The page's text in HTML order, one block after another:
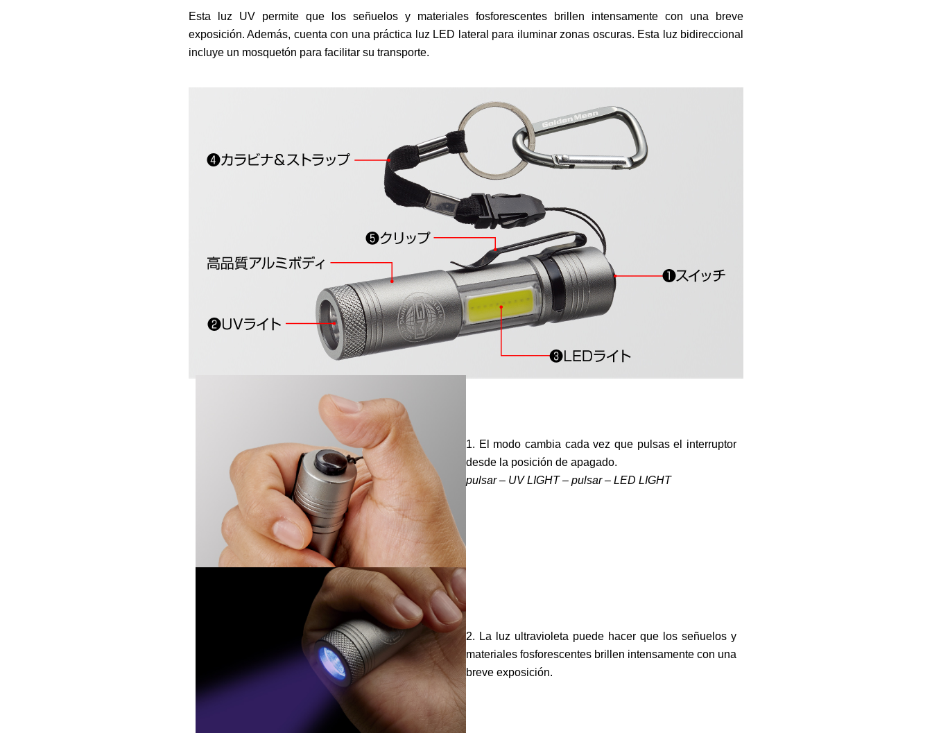
Esta luz UV permite que los señuelos y materiales fosforescentes brillen intensamente con una breve
exposición. Además, cuenta con una práctica luz LED lateral para iluminar zonas oscuras. Esta luz bidireccional
incluye un mosquetón para facilitar su transporte.
1. El modo cambia cada vez que pulsas el interruptor
desde la posición de apagado.
pulsar – UV LIGHT – pulsar – LED LIGHT
2. La luz ultravioleta puede hacer que los señuelos y
materiales fosforescentes brillen intensamente con una
breve exposición.